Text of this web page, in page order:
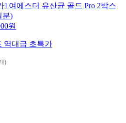
] 여에스더 유산균 골드 Pro 2박스
분)
원
역대급 초특가
)